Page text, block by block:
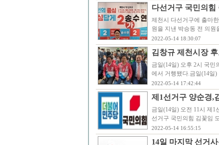
다선거구 국민의
제천시 다선거구에 출마
원을 지낸 박승동 전 의
2022-05-14 18:30:07
김창규 제천시장
금일(14일) 오후 2시 국
에서 거행됐다.금일(14일
2022-05-14 17:42:44
제1선거구 양순경,
금일(14일) 오전 11시 제
선거구 국민의힘 김꽃임
2022-05-14 16:55:15
14일 마지막 선거